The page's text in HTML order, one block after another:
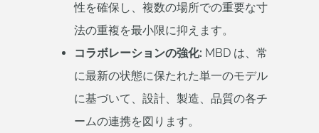
性を確保し、複数の場所での重要な寸
法の重複を最小限に抑えます。
コラボレーションの強化: MBD は、常
に最新の状態に保たれた単一のモデル
に基づいて、設計、製造、品質の各チ
ームの連携を図ります。